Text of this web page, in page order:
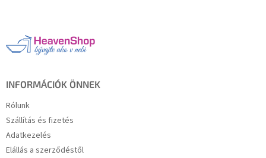
INFORMÁCIÓK ÖNNEK
Rólunk
Szállítás és fizetés
Adatkezelés
Elállás a szerződéstől